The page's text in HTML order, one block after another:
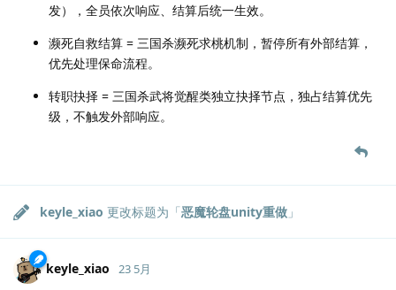
发），全员依次响应、结算后统一生效。
濒死自救结算 = 三国杀濒死求桃机制，暂停所有外部结算，
优先处理保命流程。
转职抉择 = 三国杀武将觉醒类独立抉择节点，独占结算优先
级，不触发外部响应。
keyle_xiao 更改标题为「恶魔轮盘unity重做 」
keyle_xiao 23 5月